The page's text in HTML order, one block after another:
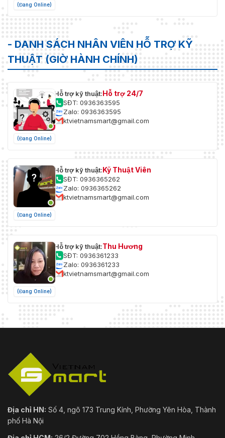
(Đang Online)
- DANH SÁCH NHÂN VIÊN HỖ TRỢ KỸ
THUẬT (GIỜ HÀNH CHÍNH)
(Đang Online)
Hỗ trợ kỹ thuật:Hỗ trợ 24/7
SĐT: 0936363595
Zalo: 0936363595
ktvietnamsmart@gmail.com
(Đang Online)
Hỗ trợ kỹ thuật:Kỹ Thuật Viên
SĐT: 0936365262
Zalo: 0936365262
ktvietnamsmart@gmail.com
(Đang Online)
Hỗ trợ kỹ thuật:Thu Hương
SĐT: 0936361233
Zalo: 0936361233
ktvietnamsmart@gmail.com
Địa chỉ HN: Số 4, ngõ 173 Trung Kính, Phường Yên Hòa, Thành
phố Hà Nội